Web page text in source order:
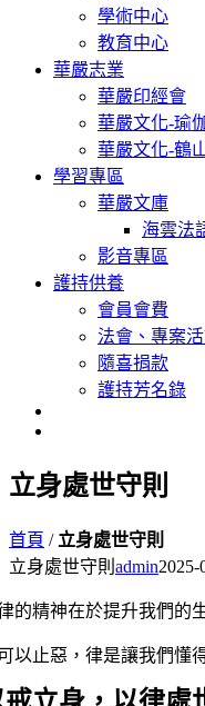
學術中心
教育中心
華嚴志業
華嚴印經會
華嚴文化-瑜
華嚴文化-鶴
學習專區
華嚴文庫
海雲法
影音專區
護持供養
會員會費
法會、專案
隨喜捐款
護持芳名錄
立身處世守則
首頁 / 立身處世守則
立身處世守則 admin2025-
的精神在於提升我們的
以止惡，律是讓我們懂